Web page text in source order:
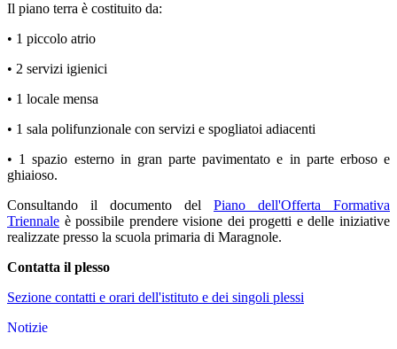
Il piano terra è costituito da:
• 1 piccolo atrio
• 2 servizi igienici
• 1 locale mensa
• 1 sala polifunzionale con servizi e spogliatoi adiacenti
• 1 spazio esterno in gran parte pavimentato e in parte erboso e
ghiaioso.
Consultando il documento del
Piano dell'Offerta Formativa
Triennale è possibile prendere visione dei progetti e delle iniziative
realizzate presso la scuola primaria di Maragnole.
Contatta il plesso
Sezione contatti e orari dell'istituto e dei singoli plessi
Notizie